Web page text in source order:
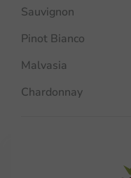
Sauvignon
Pinot Bianco
Malvasia
Chardonnay